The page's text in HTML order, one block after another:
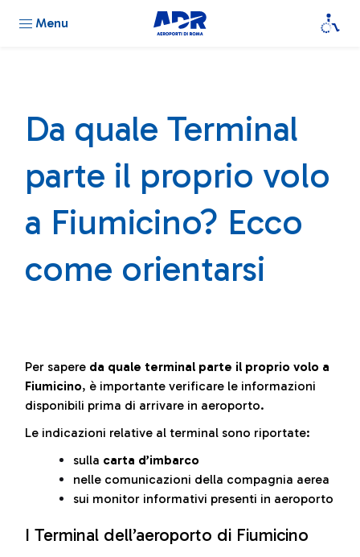
Menu
Da quale Terminal
parte il proprio volo
a Fiumicino? Ecco
come orientarsi
Per sapere da quale terminal parte il proprio volo a
Fiumicino, è importante verificare le informazioni
disponibili prima di arrivare in aeroporto.
Le indicazioni relative al terminal sono riportate:
sulla carta d’imbarco
nelle comunicazioni della compagnia aerea
sui monitor informativi presenti in aeroporto
I Terminal dell’aeroporto di Fiumicino